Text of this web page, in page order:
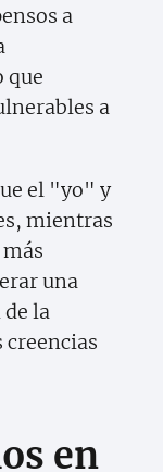
a
que
a
el "yo" y
mientras
una
la
creencias
en